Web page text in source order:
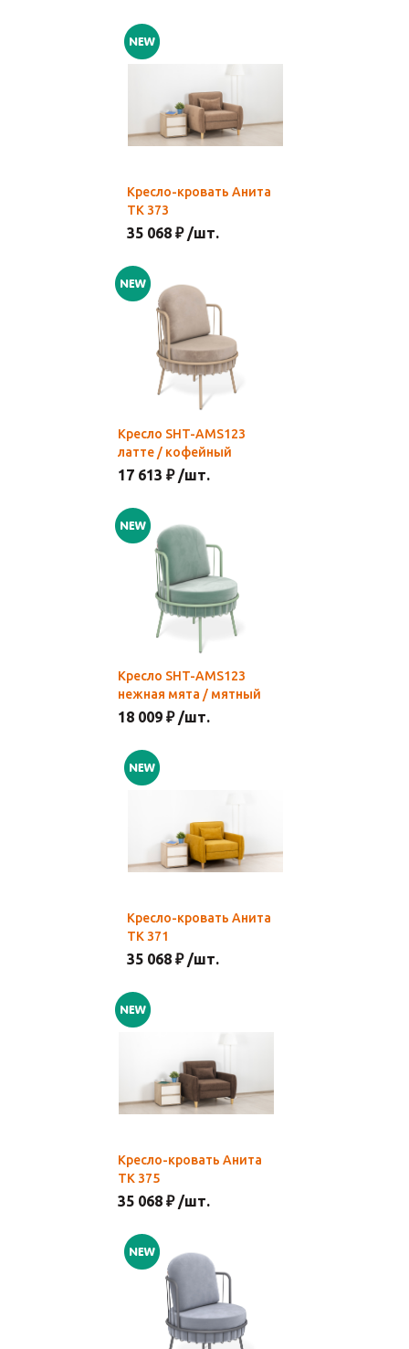
Кресло-кровать Анита
ТК 373
35 068 ₽ /шт.
Кресло SHT-AMS123
латте / кофейный
17 613 ₽ /шт.
Кресло SHT-AMS123
нежная мята / мятный
18 009 ₽ /шт.
Кресло-кровать Анита
ТК 371
35 068 ₽ /шт.
Кресло-кровать Анита
ТК 375
35 068 ₽ /шт.